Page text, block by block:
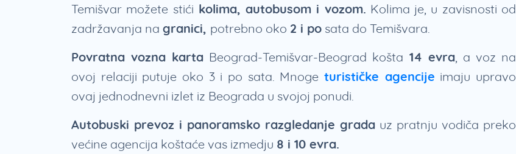
Temišvar možete stići kolima, autobusom i vozom. Kolima je, u zavisnosti od
zadržavanja na granici, potrebno oko 2 i po sata do Temišvara.
Povratna vozna karta Beograd-Temišvar-Beograd košta 14 evra, a voz na
ovoj relaciji putuje oko 3 i po sata. Mnoge turističke agencije imaju upravo
ovaj jednodnevni izlet iz Beograda u svojoj ponudi.
Autobuski prevoz i panoramsko razgledanje grada uz pratnju vodiča preko
većine agencija koštaće vas izmedju 8 i 10 evra.